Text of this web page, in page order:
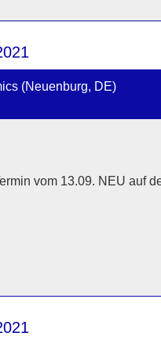
(Neuenburg, DE)
vom 13.09. NEU auf